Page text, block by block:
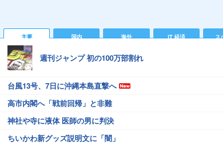
主要 国内 海外 IT 経済 ス
週刊ジャンプ 初の100万部割れ
台風13号、7日に沖縄本島直撃へ
高市内閣へ「戦前回帰」と非難
神社や寺に液体 医師の男に判決
ちいかわ新グッズ説明文に「闇」